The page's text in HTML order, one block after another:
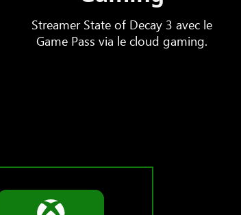
Streamer State of Decay 3 avec le
Game Pass via le cloud gaming.